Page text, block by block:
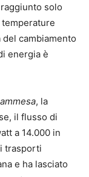
solo
temperature
cambiamento
energia è
, la
il flusso di
a 14.000 in
trasporti
e ha lasciato